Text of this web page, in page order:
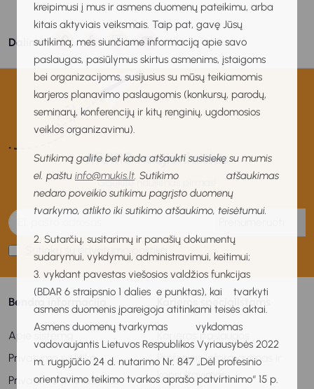
kreipimusi į mus ir asmens duomenų pateikimu, arba
kitais aktyviais veiksmais. Taip pat, gavę Jūsų
sutikimą, mes siunčiame informaciją apie savo
paslaugas, pasiūlymus skirtus asmenims, įstaigoms
bei organizacijoms, susijusius su mūsų teikiamomis
karjeros planavimo paslaugomis (konkursų, parodų,
seminarų, konferencijų ir kitų renginių, ugdomosios
veiklos organizavimu).
Sutikimą galite bet kada atšaukti susisiekę su mumis
el. paštu info@mukis.lt. Sutikimo atšaukimas
nedaro poveikio sutikimu pagrįsto duomenų
tvarkymo, atlikto iki sutikimo atšaukimo, teisėtumui.
2. Sutarčių, susitarimų ir panašių dokumentų
sudarymui, vykdymui, administravimui, keitimui;
3. vykdant pavestas viešosios valdžios funkcijas
(BDAR 6 straipsnio 1 dalies e punktas), kai tvarkyti
asmens duomenis įpareigoja atitinkami teisės aktai.
Asmens duomenų tvarkymas vykdomas
vadovaujantis Lietuvos Respublikos Vyriausybės 2022
m. rugpjūčio 24 d. nutarimo Nr. 847 „Dėl profesinio
orientavimo teikimo tvarkos aprašo patvirtinimo“ 15 p.
Dalintis:
MUKIS naujienlaiškis
Gaukite naujienas pirmas!
Sutinku su privatumo politika
Bendra informacija
Apie sistemą
Privatumo politika
Privatumo pranešimas
Karjeros specialistams
Karjeros paslaugos
Profesinis informavimas ir
konsultavimas